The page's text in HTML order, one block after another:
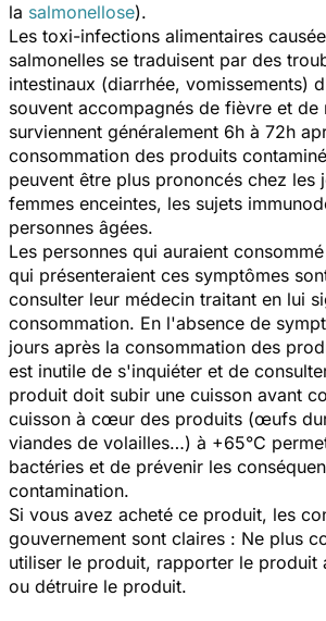
la salmonellose).
Les toxi-infections alimentaires
salmonelles se traduisent par des
intestinaux (diarrhée, vomissements)
souvent accompagnés de fièvre et de
surviennent généralement 6h à 72h
consommation des produits
peuvent être plus prononcés chez les
femmes enceintes, les sujets
personnes âgées.
Les personnes qui auraient
qui présenteraient ces symptômes
consulter leur médecin traitant en lui
consommation. En l'absence de
jours après la consommation des
est inutile de s'inquiéter et de
produit doit subir une cuisson avant
cuisson à cœur des produits (œufs
viandes de volailles…) à +65°C
bactéries et de prévenir les
contamination.
Si vous avez acheté ce produit, les
gouvernement sont claires : Ne plus
utiliser le produit, rapporter le produit
ou détruire le produit.